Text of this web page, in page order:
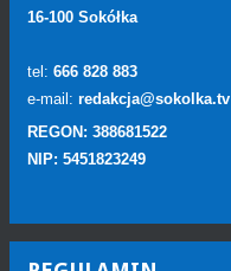
16-100 Sokółka
tel: 666 828 883
e-mail: redakcja@sokolka.tv
REGON: 388681522
NIP: 5451823249